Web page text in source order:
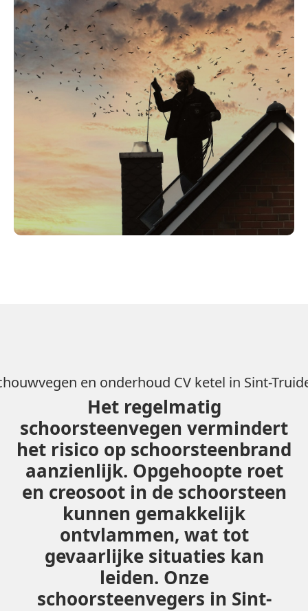
en onderhoud CV ketel in Sint-
Het regelmatig
schoorsteenvegen vermindert
het risico op schoorsteenbrand
aanzienlijk. Opgehoopte roet
en creosoot in de schoorsteen
kunnen gemakkelijk
ontvlammen, wat tot
gevaarlijke situaties kan
leiden. Onze
schoorsteenvegers in Sint-